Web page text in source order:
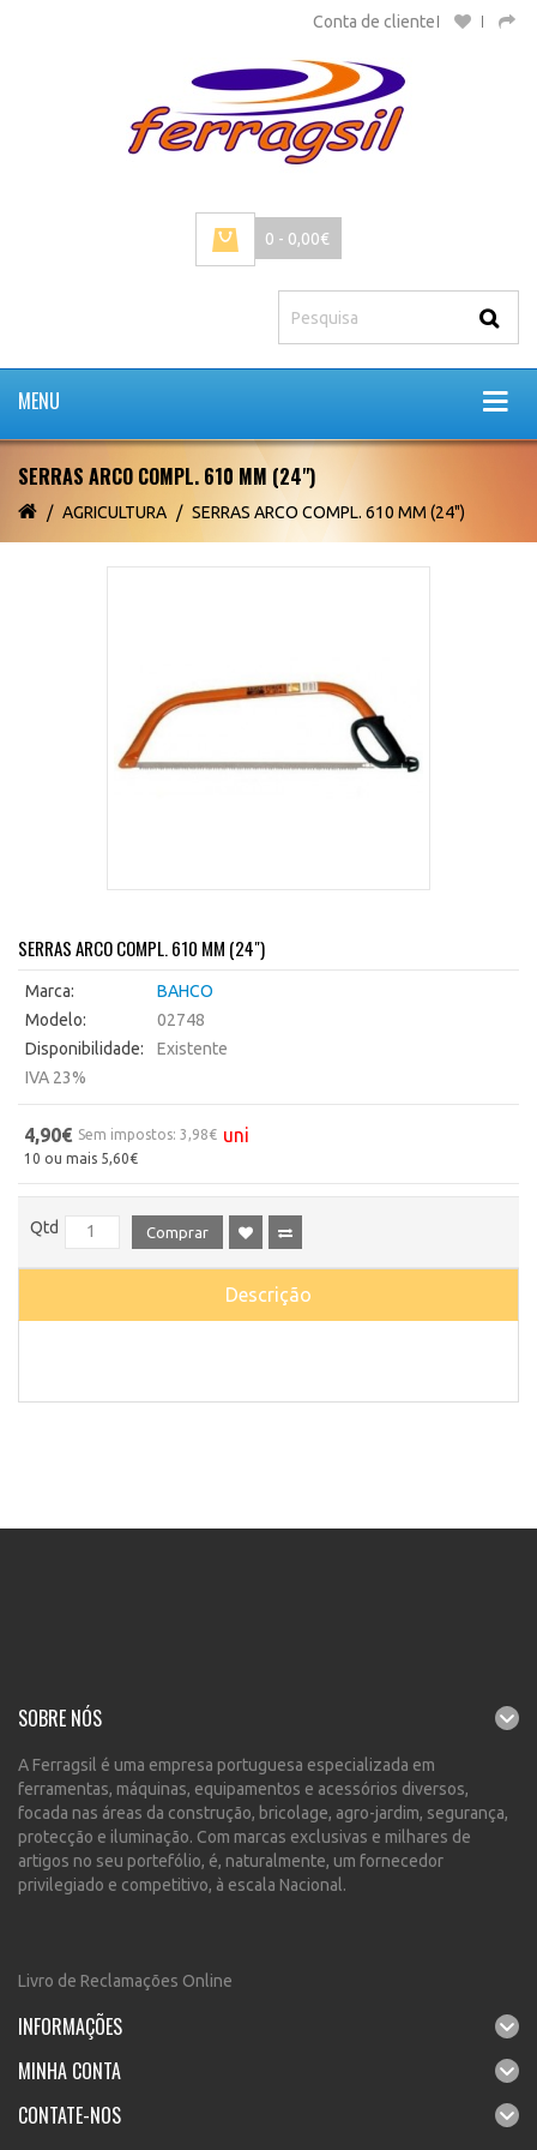
Conta de cliente
0 - 0,00€
MENU
SERRAS ARCO COMPL. 610 MM (24")
AGRICULTURA SERRAS ARCO COMPL. 610 MM (24")
SERRAS ARCO COMPL. 610 MM (24")
Marca:
BAHCO
Modelo:
02748
Disponibilidade:
Existente
IVA 23%
4,90€ Sem impostos: 3,98€ uni
10 ou mais 5,60€
Qtd Comprar
Descrição
SOBRE NÓS
A Ferragsil é uma empresa portuguesa especializada em
ferramentas, máquinas, equipamentos e acessórios diversos,
focada nas áreas da construção, bricolage, agro-jardim, segurança,
protecção e iluminação. Com marcas exclusivas e milhares de
artigos no seu portefólio, é, naturalmente, um fornecedor
privilegiado e competitivo, à escala Nacional.
Livro de Reclamações Online
INFORMAÇÕES
MINHA CONTA
CONTATE-NOS